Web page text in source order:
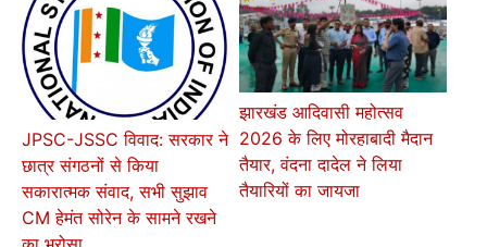
JPSC-JSSC विवाद: सरकार ने
छात्र संगठनों से किया
सकारात्मक संवाद, सभी सुझाव
CM हेमंत सोरेन के सामने रखने
झारखंड आदिवासी महोत्सव
2026 के लिए मोरहाबादी मैदान
तैयार, वंदना दादेल ने लिया
तैयारियों का जायजा